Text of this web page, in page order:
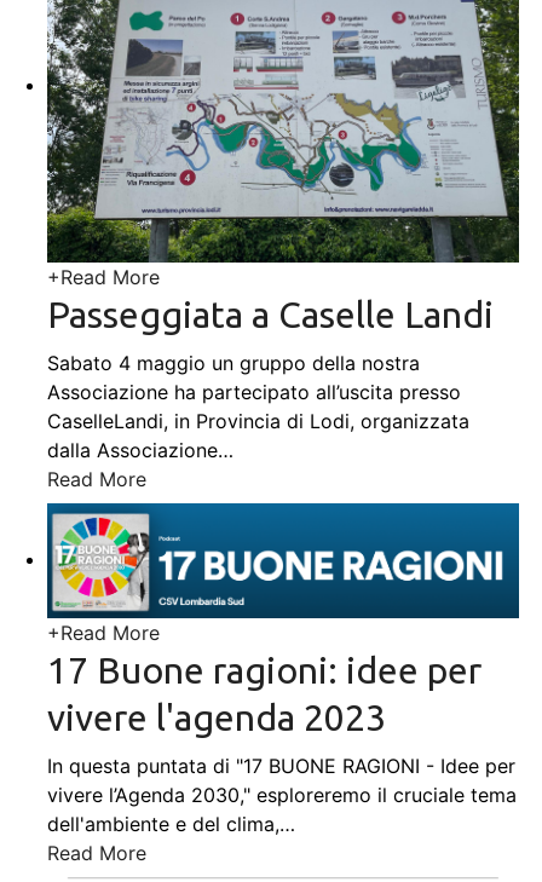
+Read More
Passeggiata a Caselle Landi
Sabato 4 maggio un gruppo della nostra
Associazione ha partecipato all’uscita presso
CaselleLandi, in Provincia di Lodi, organizzata
dalla Associazione…
Read More
+Read More
17 Buone ragioni: idee per
vivere l'agenda 2023
In questa puntata di "17 BUONE RAGIONI - Idee per
vivere l’Agenda 2030," esploreremo il cruciale tema
dell'ambiente e del clima,…
Read More